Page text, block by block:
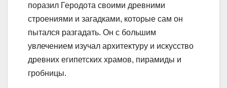
поразил Геродота своими древними
строениями и загадками, которые сам он
пытался разгадать. Он с большим
увлечением изучал архитектуру и искусство
древних египетских храмов, пирамиды и
гробницы.